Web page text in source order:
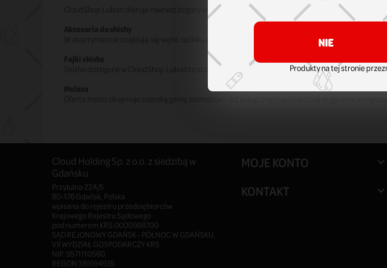
CloudShop Lubań oferuje również bogaty wybór shish, łączących elegancki wygląd z
W asortymencie znajdują się węże, ustniki, cybuchy, talerzyki, folie oraz węgielki. Wszystkie
Shishe dostępne w CloudShop Lubań to starannie dopracowane konstrukcje, zapewniające
Cloud Holding Sp. z o.o. z siedzibą w
Gdańsku
Przytulna 22A/5
80-176 Gdańsk, Polska
wpisana do rejestru przedsiębiorców
Krajowego Rejestru Sądowego
pod numerem KRS 0000998700
SĄD REJONOWY GDAŃSK - PÓŁNOC W GDAŃSKU,
VII WYDZIAŁ GOSPODARCZY KRS
NIP: 9571110560
REGON 381694935
MOJE KONTO 
KONTAKT 
NIE
Produkty na tej stronie